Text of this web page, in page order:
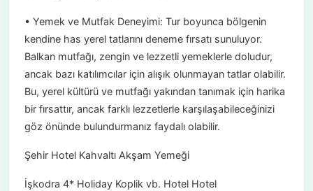
• Yemek ve Mutfak Deneyimi: Tur boyunca bölgenin
kendine has yerel tatlarını deneme fırsatı sunuluyor.
Balkan mutfağı, zengin ve lezzetli yemeklerle doludur,
ancak bazı katılımcılar için alışık olunmayan tatlar olabilir.
Bu, yerel kültürü ve mutfağı yakından tanımak için harika
bir fırsattır, ancak farklı lezzetlerle karşılaşabileceğinizi
göz önünde bulundurmanız faydalı olabilir.
Şehir Hotel Kahvaltı Akşam Yemeği
İşkodra 4* Holiday Koplik vb. Hotel Hotel